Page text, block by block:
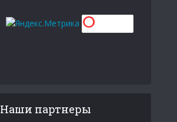
Наши партнеры